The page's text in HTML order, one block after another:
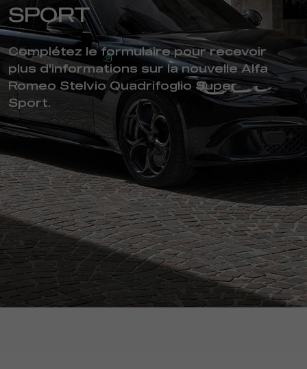
SPORT
Complétez le formulaire pour recevoir
plus d'informations sur la nouvelle Alfa
Romeo Stelvio Quadrifoglio Super
Sport.